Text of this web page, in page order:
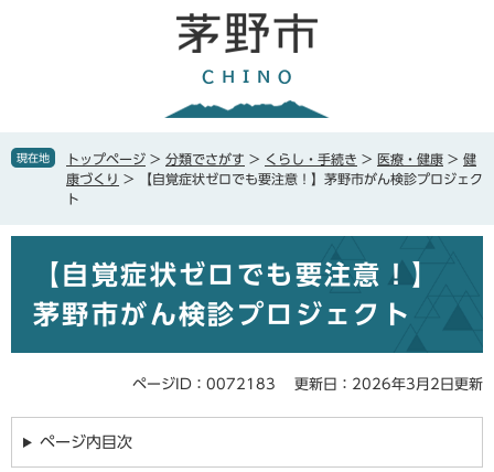
で
ば現在地 トップページ > 分類でさがす > くらし・手続き > 医療・健康 > 健
康づくり >
【自覚症状ゼロでも要注意！】茅野市がん検診プロジェク
ト
【自覚症状ゼロでも要注意！】
茅野市がん検診プロジェクト
ページID：0072183 更新日：2026年3月2日更新
ページ内目次